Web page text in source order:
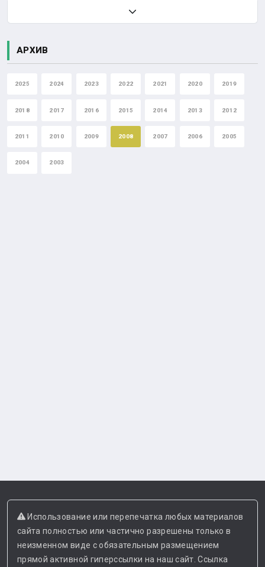
АРХИВ
2025 2024 2023 2022 2021 2020 2019
2018 2017 2016 2015 2014 2013 2012
2011 2010 2009 2008 2007 2006 2005
2004 2003
Использование или перепечатка любых материалов
сайта полностью или частично разрешены только в
неизменном виде с обязательным размещением
прямой активной гиперссылки на наш сайт. Ссылка